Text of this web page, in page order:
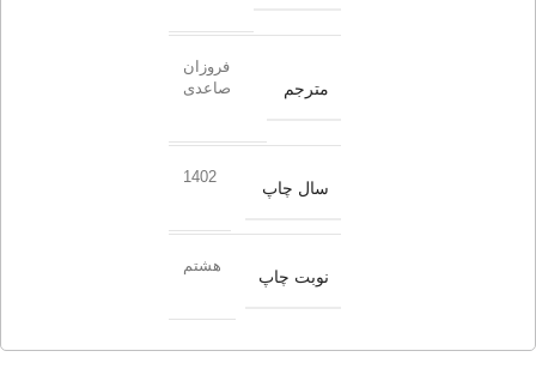
مترجم
فروزان
صاعدی
سال چاپ
1402
نوبت چاپ
هشتم